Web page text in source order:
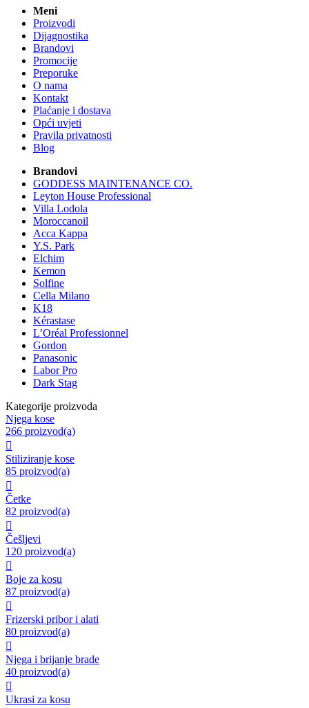
Meni
Proizvodi
Dijagnostika
Brandovi
Promocije
Preporuke
O nama
Kontakt
Plaćanje i dostava
Opći uvjeti
Pravila privatnosti
Blog
Brandovi
GODDESS MAINTENANCE CO.
Leyton House Professional
Villa Lodola
Moroccanoil
Acca Kappa
Y.S. Park
Elchim
Kemon
Solfine
Cella Milano
K18
Kérastase
L’Oréal Professionnel
Gordon
Panasonic
Labor Pro
Dark Stag
Kategorije proizvoda
Njega kose
266 proizvod(a)

Stiliziranje kose
85 proizvod(a)

Četke
82 proizvod(a)

Češljevi
120 proizvod(a)

Boje za kosu
87 proizvod(a)

Frizerski pribor i alati
80 proizvod(a)

Njega i brijanje brade
40 proizvod(a)

Ukrasi za kosu